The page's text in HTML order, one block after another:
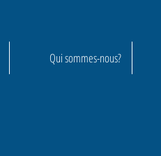
Qui sommes-nous?